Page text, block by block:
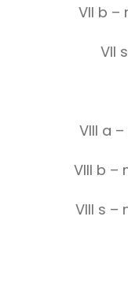
VII b –
VII
VIII a
VIII b –
VIII s –